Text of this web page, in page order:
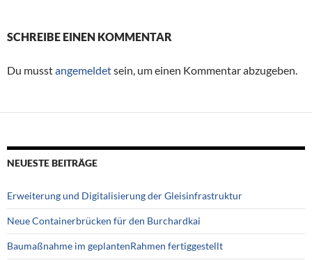
SCHREIBE EINEN KOMMENTAR
Du musstangemeldetsein, um einen Kommentar abzugeben.
NEUESTE BEITRÄGE
Erweiterung und Digitalisierung der Gleisinfrastruktur
Neue Containerbrücken für den Burchardkai
Baumaßnahme im geplantenRahmen fertiggestellt